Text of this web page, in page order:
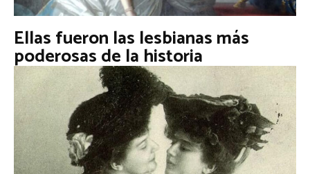
Ellas fueron las lesbianas más
poderosas de la historia